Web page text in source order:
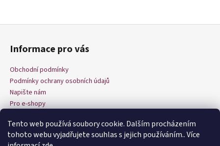
Tento web používá soubory cookie. Dalším procházením
tohoto webu vyjadřujete souhlas s jejich používáním.. Více
Z
Informace pro vás
Obchodní podmínky
Podmínky ochrany osobních údajů
Napište nám
Pro e-shopy